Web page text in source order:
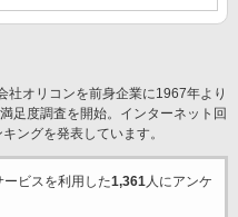
社オリコンを前身企業に1967年より
足度調査を開始。インターネット回
ングを発表しています。
ビスを利用した1,361人にアンケ